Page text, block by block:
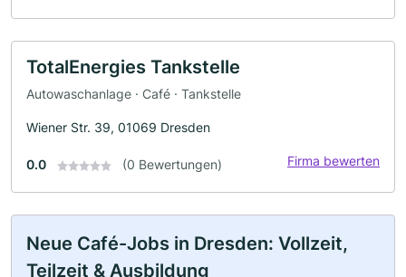
TotalEnergies Tankstelle
Autowaschanlage · Café · Tankstelle
Wiener Str. 39, 01069 Dresden
0.0 (0 Bewertungen) Firma bewerten
Neue Café-Jobs in Dresden: Vollzeit,
Teilzeit & Ausbildung